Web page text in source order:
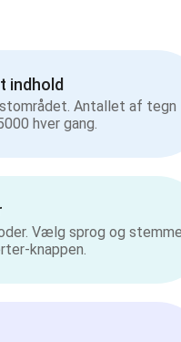
indhold
Antallet af tegn
hver gang.
Vælg sprog og
knappen.